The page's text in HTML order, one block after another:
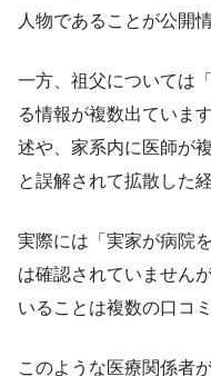
人物であることが公開
一方、祖父については
る情報が複数出ていま
述や、家系内に医師が
と誤解されて拡散した
実際には「実家が病院
は確認されていません
いることは複数の口コ
このような医療関係者